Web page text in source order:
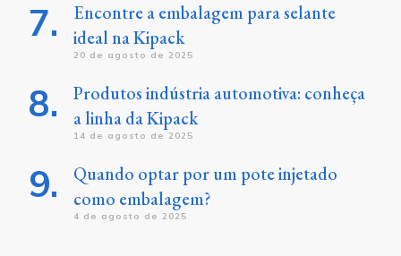
Encontre a embalagem para selante
ideal na Kipack
20 de agosto de 2025
Produtos indústria automotiva: conheça
a linha da Kipack
14 de agosto de 2025
Quando optar por um pote injetado
como embalagem?
4 de agosto de 2025